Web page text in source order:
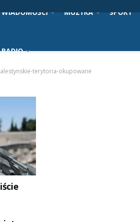
WIADOMOŚCI MUZYKA SPORT
RADIO
terytoria-okupowane